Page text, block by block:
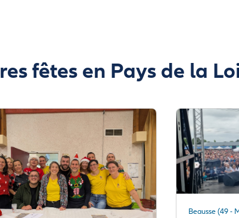
fêtes en Pays de la
Beausse (49 -